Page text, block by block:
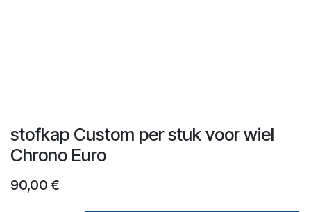
stofkap Custom per stuk voor wiel
Chrono Euro
90,00 €